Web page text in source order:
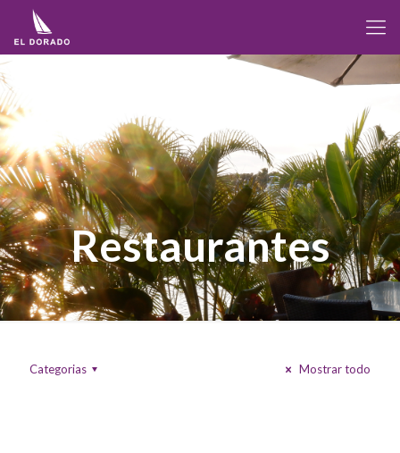
Restaurantes
Categorias Mostrar todo